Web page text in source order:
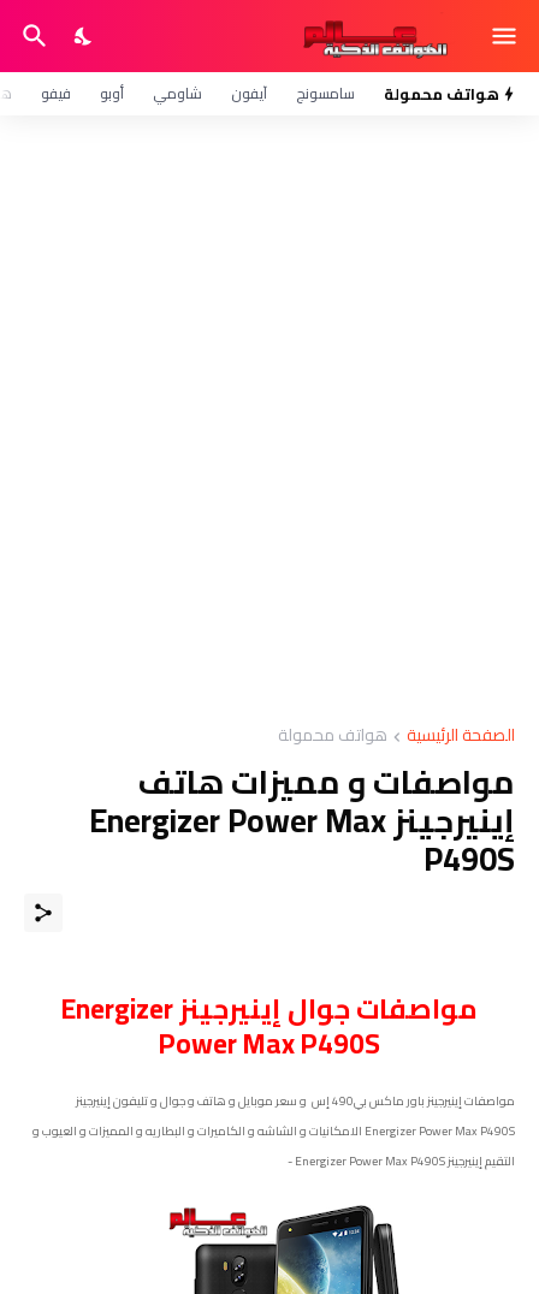
هواتف محمولة سامسونج آيفون شاومي أوبو فيفو
الصفحة الرئيسية هواتف محمولة
مواصفات و مميزات هاتف
إينيرجينز Energizer Power Max
P490S
مواصفاتجوال إينيرجينز Energizer
Power Max P490S
مواصفات إينيرجينز باور ماكس بي490 إس و سعر موبايل و هاتف و جوال و تليفون إينيرجينز
Energizer Power Max P490S الامكانيات و الشاشه و الكاميرات و البطاريه و المميزات و العيوب و
التقيم إينيرجينز Energizer Power Max P490S -